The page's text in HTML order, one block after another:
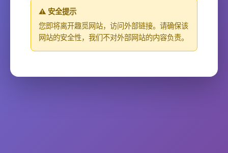
⚠️ 安全提示
您即将离开趣觅网站，访问外部链接。请确保该
网站的安全性，我们不对外部网站的内容负责。